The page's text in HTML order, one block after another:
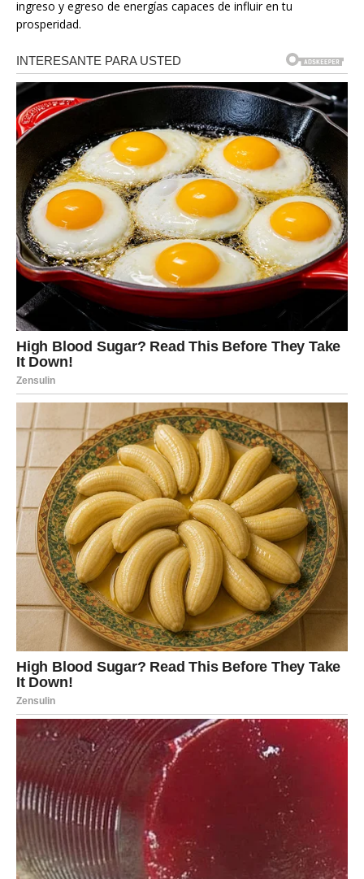
ingreso y egreso de energías capaces de influir en tu
prosperidad.